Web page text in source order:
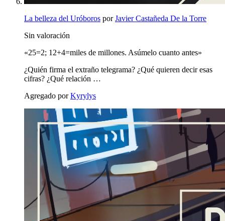
La belleza del Uróboros porJavier Castañeda De la Torre
Sin valoración
«25=2; 12+4=miles de millones. Asúmelo cuanto antes»
¿Quién firma el extraño telegrama? ¿Qué quieren decir esas
cifras? ¿Qué relación …
Agregado porKyrylys